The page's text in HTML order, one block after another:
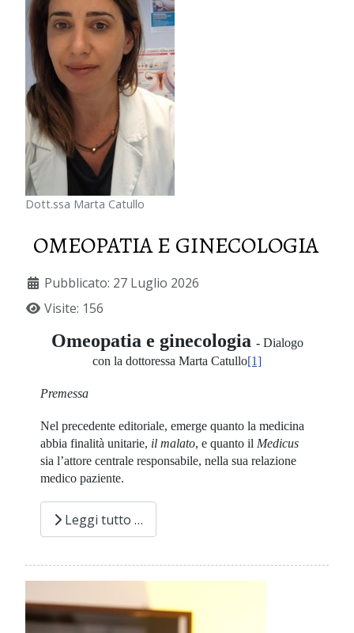
Dott.ssa Marta Catullo
OMEOPATIA E GINECOLOGIA
Pubblicato: 27 Luglio 2026
Visite: 156
Omeopatia e ginecologia - Dialogo
con la dottoressa Marta Catullo[1]
Premessa
Nel precedente editoriale, emerge quanto la medicina
abbia finalità unitarie, il malato, e quanto il Medicus
sia l’attore centrale responsabile, nella sua relazione
medico paziente.
Leggi tutto …